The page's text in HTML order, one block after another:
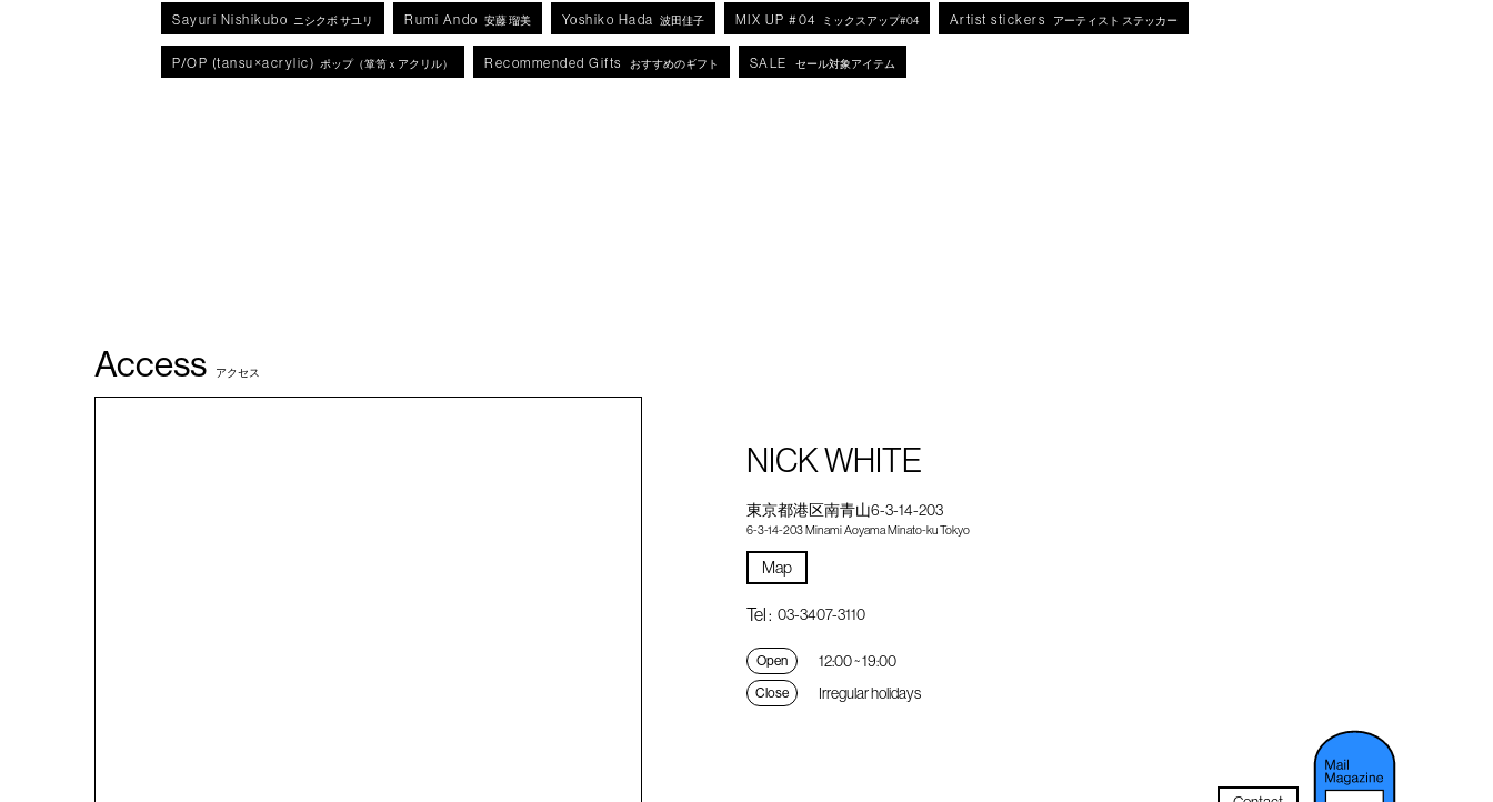
Sayuri Nishikubo ニシクボ サユリ Rumi Ando 安藤 瑠美 Yoshiko Hada 波田佳子 MIX UP #04 ミックスアップ#04 Artist stickers アーティスト ステッカー
P/OP (tansu×acrylic) ポップ（箪笥ｘアクリル） Recommended Gifts おすすめのギフト SALE セール対象アイテム
Access アクセス
NICK WHITE
東京都港区南青山6-3-14-203
6-3-14-203 Minami Aoyama Minato-ku Tokyo
Map
Tel : 03-3407-3110
Open 12:00 ~ 19:00
Close Irregular holidays